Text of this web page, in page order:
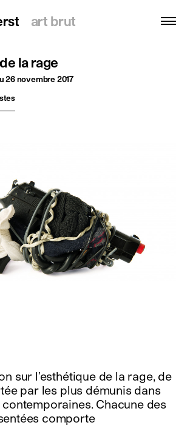
art brut
art brut
la rage
26 novembre 2017
sur l’esthétique de la rage, de
par les plus démunis dans
Chacune des
comporte